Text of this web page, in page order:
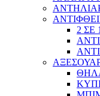
2 ΣΕ 1